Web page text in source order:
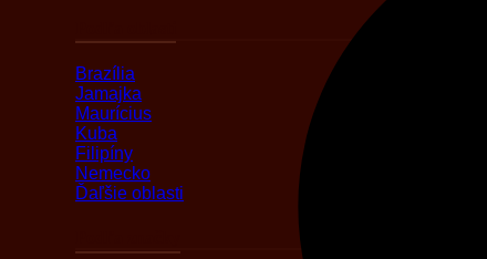
Brazília
Jamajka
Maurícius
Kuba
Filipíny
Nemecko
Ďaľšie oblasti